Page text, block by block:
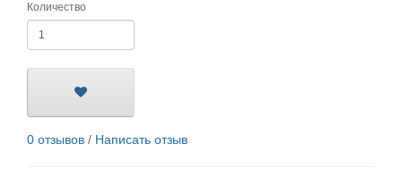
Количество
0 отзывов / Написать отзыв